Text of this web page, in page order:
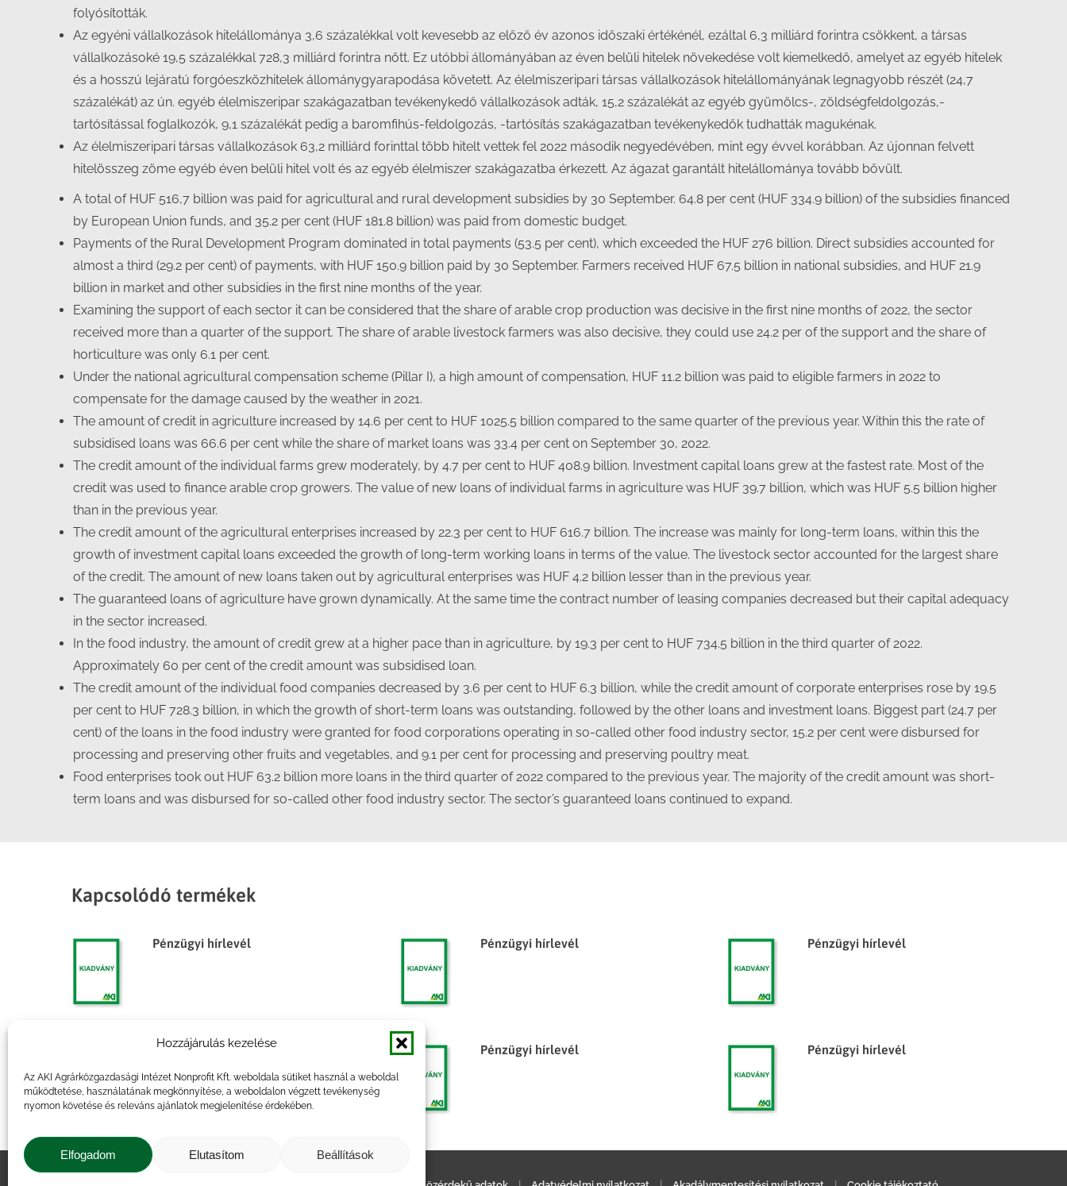
Hozzájárulás kezelése
Az AKI Agrárközgazdasági Intézet Nonprofit Kft. weboldala sütiket használ a weboldal
működtetése, használatának megkönnyítése, a weboldalon végzett tevékenység
nyomon követése és releváns ajánlatok megjelenítése érdekében.
Elfogadom Elutasítom Beállítások
folyósították.
Az egyéni vállalkozások hitelállománya 3,6 százalékkal volt kevesebb az előző év azonos időszaki értékénél, ezáltal 6,3 milliárd forintra csökkent, a társas
vállalkozásoké 19,5 százalékkal 728,3 milliárd forintra nőtt. Ez utóbbi állományában az éven belüli hitelek növekedése volt kiemelkedő, amelyet az egyéb hitelek
és a hosszú lejáratú forgóeszközhitelek állománygyarapodása követett. Az élelmiszeripari társas vállalkozások hitelállományának legnagyobb részét (24,7
százalékát) az ún. egyéb élelmiszeripar szakágazatban tevékenykedő vállalkozások adták, 15,2 százalékát az egyéb gyümölcs-, zöldségfeldolgozás,-
tartósítással foglalkozók, 9,1 százalékát pedig a baromfihús-feldolgozás, -tartósítás szakágazatban tevékenykedők tudhatták magukénak.
Az élelmiszeripari társas vállalkozások 63,2 milliárd forinttal több hitelt vettek fel 2022 második negyedévében, mint egy évvel korábban. Az újonnan felvett
hitelösszeg zöme egyéb éven belüli hitel volt és az egyéb élelmiszer szakágazatba érkezett. Az ágazat garantált hitelállománya tovább bővült.
A total of HUF 516,7 billion was paid for agricultural and rural development subsidies by 30 September. 64.8 per cent (HUF 334.9 billion) of the subsidies financed
by European Union funds, and 35.2 per cent (HUF 181.8 billion) was paid from domestic budget.
Payments of the Rural Development Program dominated in total payments (53.5 per cent), which exceeded the HUF 276 billion. Direct subsidies accounted for
almost a third (29.2 per cent) of payments, with HUF 150.9 billion paid by 30 September. Farmers received HUF 67.5 billion in national subsidies, and HUF 21.9
billion in market and other subsidies in the first nine months of the year.
Examining the support of each sector it can be considered that the share of arable crop production was decisive in the first nine months of 2022, the sector
received more than a quarter of the support. The share of arable livestock farmers was also decisive, they could use 24.2 per of the support and the share of
horticulture was only 6.1 per cent.
Under the national agricultural compensation scheme (Pillar I), a high amount of compensation, HUF 11.2 billion was paid to eligible farmers in 2022 to
compensate for the damage caused by the weather in 2021.
The amount of credit in agriculture increased by 14.6 per cent to HUF 1025.5 billion compared to the same quarter of the previous year. Within this the rate of
subsidised loans was 66.6 per cent while the share of market loans was 33.4 per cent on September 30, 2022.
The credit amount of the individual farms grew moderately, by 4.7 per cent to HUF 408.9 billion. Investment capital loans grew at the fastest rate. Most of the
credit was used to finance arable crop growers. The value of new loans of individual farms in agriculture was HUF 39.7 billion, which was HUF 5.5 billion higher
than in the previous year.
The credit amount of the agricultural enterprises increased by 22.3 per cent to HUF 616.7 billion. The increase was mainly for long-term loans, within this the
growth of investment capital loans exceeded the growth of long-term working loans in terms of the value. The livestock sector accounted for the largest share
of the credit. The amount of new loans taken out by agricultural enterprises was HUF 4.2 billion lesser than in the previous year.
The guaranteed loans of agriculture have grown dynamically. At the same time the contract number of leasing companies decreased but their capital adequacy
in the sector increased.
In the food industry, the amount of credit grew at a higher pace than in agriculture, by 19.3 per cent to HUF 734.5 billion in the third quarter of 2022.
Approximately 60 per cent of the credit amount was subsidised loan.
The credit amount of the individual food companies decreased by 3.6 per cent to HUF 6.3 billion, while the credit amount of corporate enterprises rose by 19.5
per cent to HUF 728.3 billion, in which the growth of short-term loans was outstanding, followed by the other loans and investment loans. Biggest part (24.7 per
cent) of the loans in the food industry were granted for food corporations operating in so-called other food industry sector, 15.2 per cent were disbursed for
processing and preserving other fruits and vegetables, and 9.1 per cent for processing and preserving poultry meat.
Food enterprises took out HUF 63.2 billion more loans in the third quarter of 2022 compared to the previous year. The majority of the credit amount was short-
term loans and was disbursed for so-called other food industry sector. The sector’s guaranteed loans continued to expand.
Kapcsolódó termékek
Pénzügyi hírlevél Pénzügyi hírlevél Pénzügyi hírlevél
Pénzügyi hírlevél Pénzügyi hírlevél Pénzügyi hírlevél